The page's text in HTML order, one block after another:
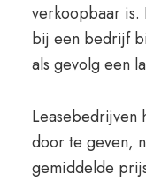
verkoopbaar is.
bij een bedrijf
als gevolg een
Leasebedrijven
door te geven,
gemiddelde